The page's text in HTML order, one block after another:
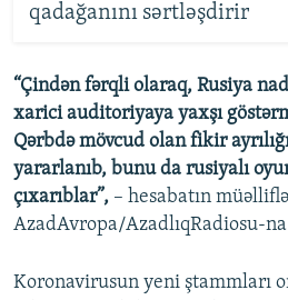
qadağanını sərtləşdirir
“Çindən fərqli olaraq, Rusiya
xarici auditoriyaya yaxşı
Qərbdə mövcud olan fikir
yararlanıb, bunu da rusiyalı
çıxarıblar”, – hesabatın
AzadAvropa/AzadlıqRadiosu-
Koronavirusun yeni ştammları